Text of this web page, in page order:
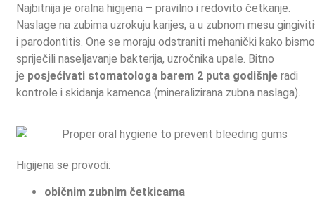
Najbitnija je oralna higijena – pravilno i redovito četkanje.
Naslage na zubima uzrokuju karijes, a u zubnom mesu
i parodontitis. One se moraju odstraniti mehanički kako bismo
spriječili naseljavanje bakterija, uzročnika upale. Bitno
je posjećivati stomatologa barem 2 puta godišnje radi
kontrole i skidanja kamenca (mineralizirana zubna naslaga).
Higijena se provodi:
običnim zubnim četkicama